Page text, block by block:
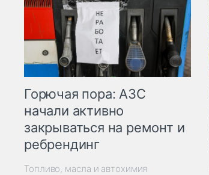
Горючая пора: АЗС
начали активно
закрываться на ремонт и
ребрендинг
Топливо, масла и автохимия